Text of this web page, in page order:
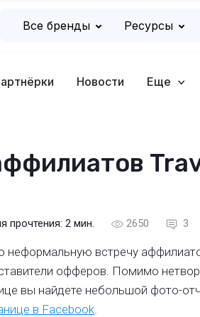
Все бренды Ресурсы
Новости Еще
прочтения: 2мин. 2650 3
встречу
офферов. Помимо
вы найдете небольшой фото-
в Facebook.